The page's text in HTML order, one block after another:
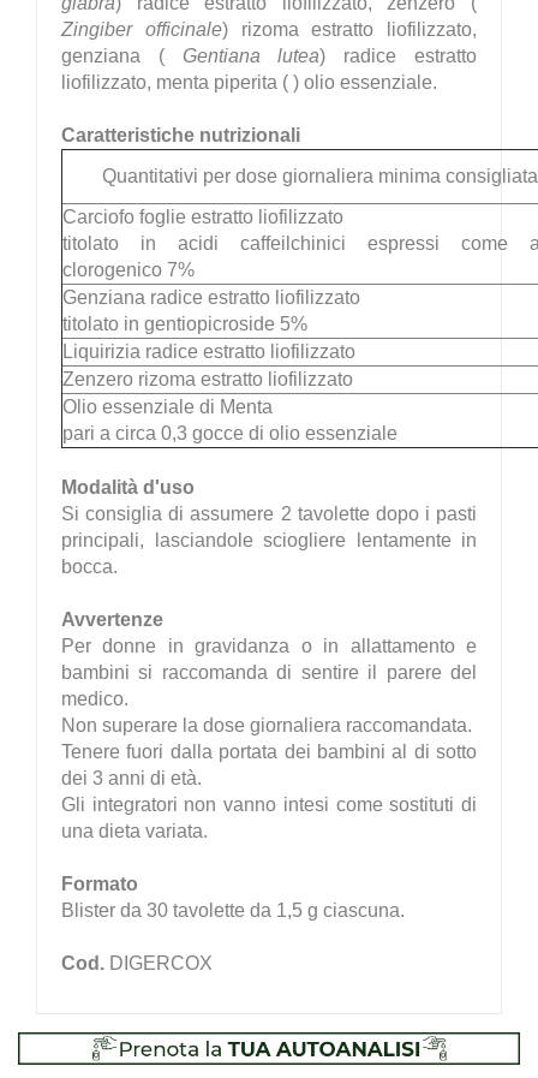
Zingiber officinale) rizoma estratto liofilizzato,
genziana ( Gentiana lutea) radice estratto
liofilizzato, menta piperita ( ) olio essenziale.
Caratteristiche nutrizionali
Quantitativi per dose giornaliera minima consigliata
Carciofo foglie estratto liofilizzato
titolato in acidi caffeilchinici espressi come
clorogenico 7%
Genziana radice estratto liofilizzato
titolato in gentiopicroside 5%
Liquirizia radice estratto liofilizzato
Zenzero rizoma estratto liofilizzato
Olio essenziale di Menta
pari a circa 0,3 gocce di olio essenziale
Modalità d'uso
Si consiglia di assumere 2 tavolette dopo i pasti
principali, lasciandole sciogliere lentamente in
bocca.
Avvertenze
Per donne in gravidanza o in allattamento e
bambini si raccomanda di sentire il parere del
medico.
Non superare la dose giornaliera raccomandata.
Tenere fuori dalla portata dei bambini al di sotto
dei 3 anni di età.
Gli integratori non vanno intesi come sostituti di
una dieta variata.
Formato
Blister da 30 tavolette da 1,5 g ciascuna.
Cod. DIGERCOX